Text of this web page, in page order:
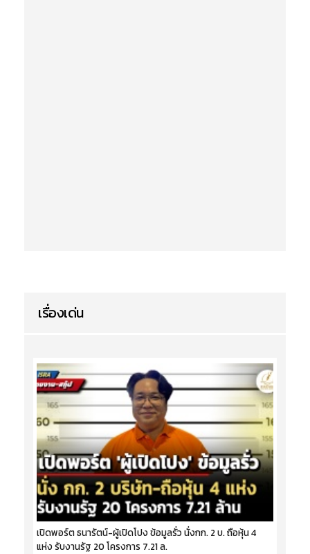
เรื่องเด่น
เปิดพอร์ต ธนารัตน์-ผู้เปิดโปง ข้อมูลรั่ว นั่งกก. 2 บ. ถือหุ้น 4
แห่ง รับงานรัฐ 20 โครงการ 7.21 ล.